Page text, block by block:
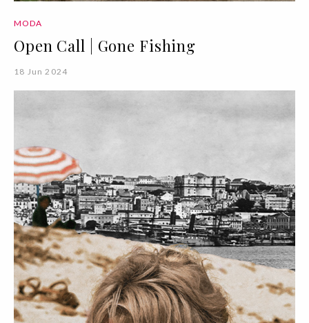
MODA
Open Call | Gone Fishing
18 Jun 2024